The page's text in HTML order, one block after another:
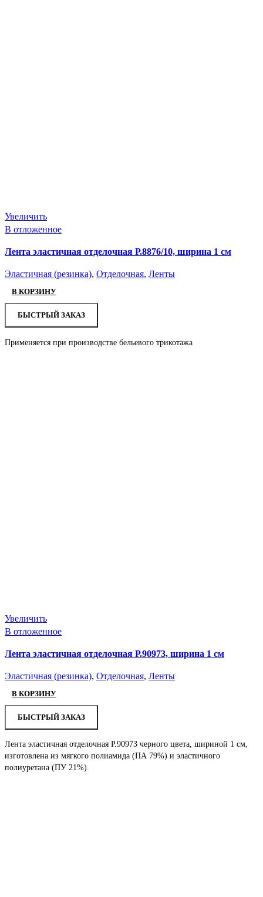
Увеличить
В отложенное
Лента эластичная отделочная Р.8876/10, ширина 1 см
Эластичная (резинка), Отделочная, Ленты
В КОРЗИНУ
БЫСТРЫЙ ЗАКАЗ
Применяется при производстве бельевого трикотажа
Увеличить
В отложенное
Лента эластичная отделочная Р.90973, ширина 1 см
Эластичная (резинка), Отделочная, Ленты
В КОРЗИНУ
БЫСТРЫЙ ЗАКАЗ
Лента эластичная отделочная Р.90973 черного цвета, шириной 1 см,
изготовлена из мягкого полиамида (ПА 79%) и эластичного
полиуретана (ПУ 21%).